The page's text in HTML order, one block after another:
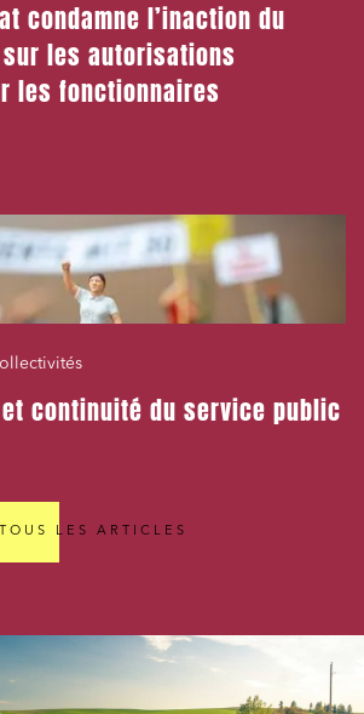
condamne l’inaction du
sur les autorisations
les fonctionnaires
continuité du service public
TOUS LES ARTICLES